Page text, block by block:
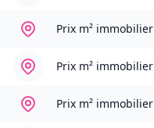
Prix m² immobilier
Prix m² immobilier
Prix m² immobilier